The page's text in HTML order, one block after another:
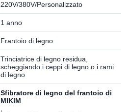
220V/380V/Personalizzato
1 anno
Frantoio di legno
Trinciatrice di legno residua,
scheggiando i ceppi di legno o i rami
di legno
Sfibratore di legno del frantoio di
MIKIM